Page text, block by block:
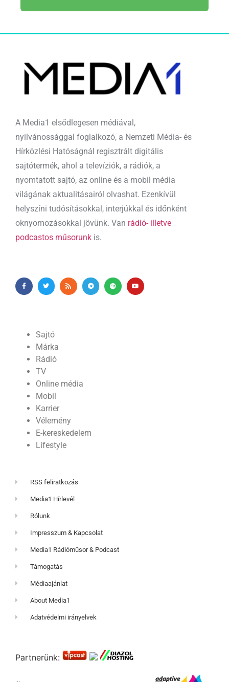
A Media1 elsődlegesen médiával,
nyilvánossággal foglalkozó, a Nemzeti Média- és
Hírközlési Hatóságnál regisztrált digitális
sajtótermék, ahol a televíziók, a rádiók, a
nyomtatott sajtó, az online és a mobil média
világának aktualitásairól olvashat. Ezenkívül
helyszíni tudósításokkal, interjúkkal és időnként
oknyomozásokkal jövünk. Van rádió- illetve
podcastos műsorunk is.
Sajtó
Márka
Rádió
TV
Online média
Mobil
Karrier
Vélemény
E-kereskedelem
Lifestyle
RSS feliratkozás
Media1 Hírlevél
Rólunk
Impresszum & Kapcsolat
Media1 Rádióműsor & Podcast
Támogatás
Médiaajánlat
About Media1
Adatvédelmi irányelvek
Partnerünk: